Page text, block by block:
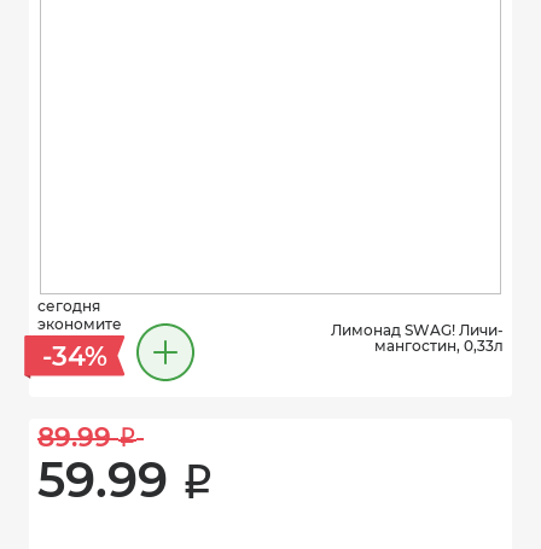
сегодня
экономите
-34%
Лимонад SWAG! Личи-
мангостин, 0,33л
89.99 i
59.99 i